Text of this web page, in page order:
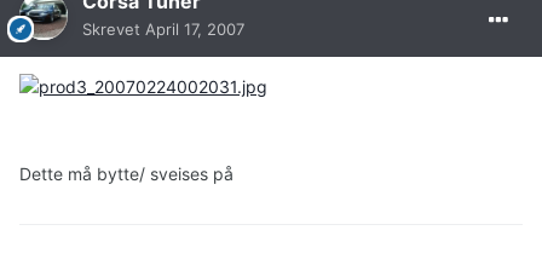
Skrevet April 17, 2007
Dette må bytte/ sveises på